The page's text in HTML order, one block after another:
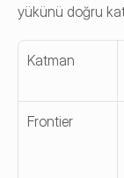
yükünü doğru
Katman
Frontier